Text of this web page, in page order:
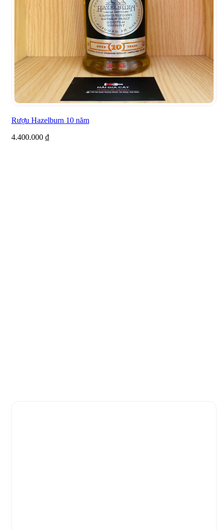
Rượu Hazelburn 10 năm
4.400.000 ₫